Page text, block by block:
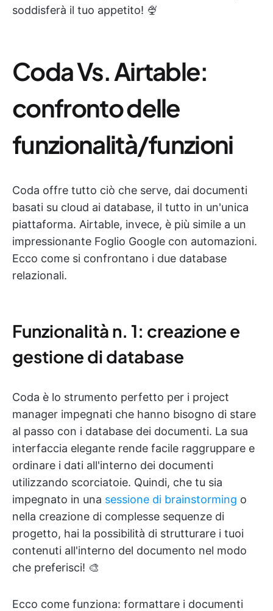
soddisferà il tuo appetito! 🍨
Coda Vs. Airtable:
confronto delle
funzionalità/funzioni
Coda offre tutto ciò che serve, dai documenti
basati su cloud ai database, il tutto in un'unica
piattaforma. Airtable, invece, è più simile a un
impressionante Foglio Google con automazioni.
Ecco come si confrontano i due database
relazionali.
Funzionalità n. 1: creazione e
gestione di database
Coda è lo strumento perfetto per i project
manager impegnati che hanno bisogno di stare
al passo con i database dei documenti. La sua
interfaccia elegante rende facile raggruppare e
ordinare i dati all'interno dei documenti
utilizzando scorciatoie. Quindi, che tu sia
impegnato in una sessione di brainstorming o
nella creazione di complesse sequenze di
progetto, hai la possibilità di strutturare i tuoi
contenuti all'interno del documento nel modo
che preferisci! 🎨
Ecco come funziona: formattare i documenti